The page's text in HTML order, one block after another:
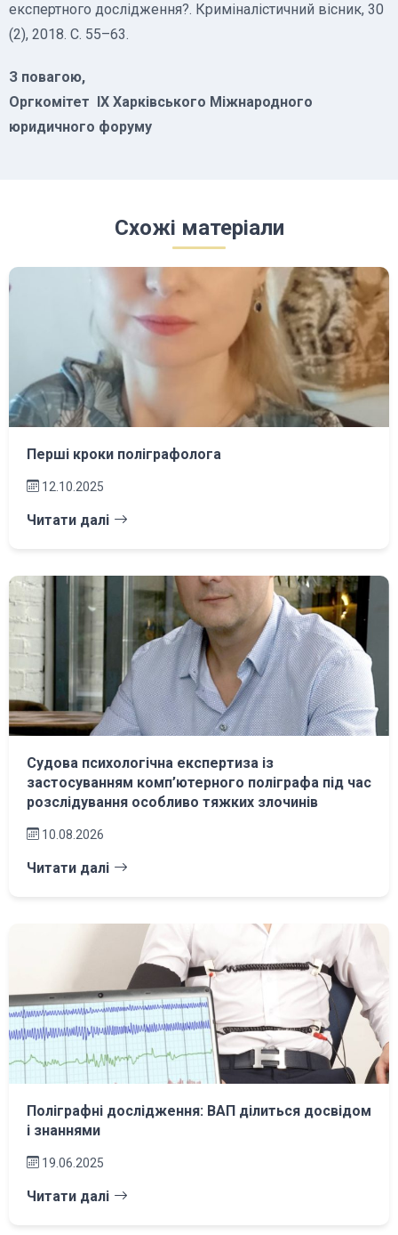
експертного дослідження?. Криміналістичний вісник, 30
(2), 2018. С. 55–63.
З повагою,
Оргкомітет ІХ Харківського Міжнародного
юридичного форуму
Схожі матеріали
Перші кроки поліграфолога
12.10.2025
Читати далі
Судова психологічна експертиза із
застосуванням комп’ютерного поліграфа під час
розслідування особливо тяжких злочинів
10.08.2026
Читати далі
Поліграфні дослідження: ВАП ділиться досвідом
і знаннями
19.06.2025
Читати далі